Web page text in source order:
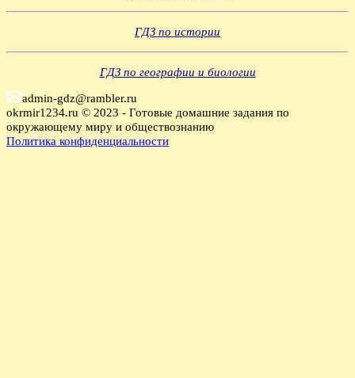
ГДЗ по истории
ГДЗ по географии и биологии
admin-gdz@rambler.ru
okrmir1234.ru © 2023 - Готовые домашние задания по
окружающему миру и обществознанию
Политика конфиденциальности